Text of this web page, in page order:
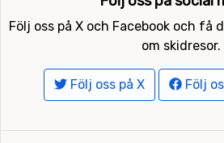
Följ oss på X och Facebook och få
om skidresor.
Följ oss på X Följ